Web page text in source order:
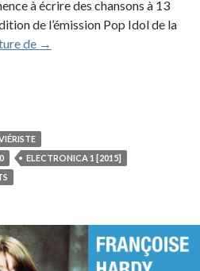
à écrire des chansons à 13
de l’émission Pop Idol de la
de Little Boots (2015)
→
ELECTRONICA 1 [2015]